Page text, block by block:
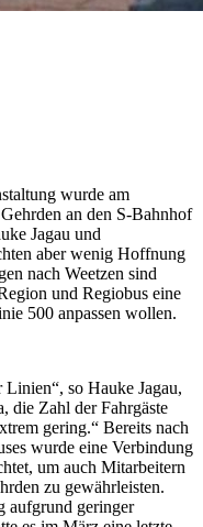
wurde am
an den S-Bahnhof
Jagau und
aber wenig Hoffnung
nach Weetzen sind
und Regiobus eine
500 anpassen wollen.
so Hauke Jagau,
die Zahl der Fahrgäste
gering.“ Bereits nach
wurde eine Verbindung
um auch Mitarbeitern
zu gewährleisten.
aufgrund geringer